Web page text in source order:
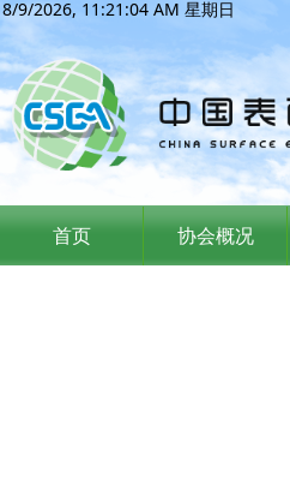
首页 协会概况
8/9/2026, 11:21:05 AM 星期日